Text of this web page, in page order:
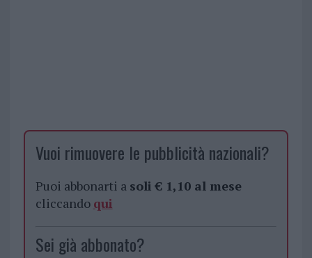
Vuoi rimuovere le pubblicità nazionali?
Puoi abbonarti a soli € 1,10 al mese
cliccando qui
Sei già abbonato?